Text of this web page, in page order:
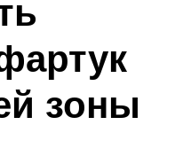
зоны